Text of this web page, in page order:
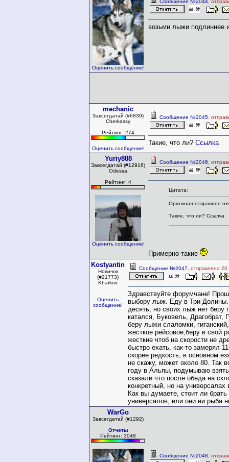
Оценить сообщение!
Сообщение №2044 ,
возьми лыжи подлиннее
mechanic
Завсегдатай (#6839)
Cherkassy
Рейтинг: 274
Оценить сообщение!
Сообщение №2045 ,
Такие, что ли? Ссылка
Yuriy888
Завсегдатай (#12916)
Odessa
Рейтинг: 4
Оценить сообщение!
Сообщение №2046 ,
Цитата:
Оригинал отправлен
Такие, что ли? Ссылка
Примерно такие
Kostyantin
Новичок
(#21773)
Kharkov
Оценить
сообщение!
Сообщение №2047 , отправлено
Здравствуйте форумчане!
выбору лыж. Еду в Три
десять, но своих лыж нет беру
катался, Буковель, Драгобрат,
беру лыжи слаломки,
жесткое рейсовое,беру в свой
жесткие чтоб на скорости не
быстро ехать, как-то замерял
скорее редкость, в основном
не скажу, может около 80. Так
году в Альпы, подумываю
сказали что после обеда на
конкретный, но на
Как вы думаете, стоит ли брать
универсалов, или они ни рыба
WarGo
Завсегдатай (#1292)
Отчеты
Рейтинг: 3048
Сообщение №2048 ,